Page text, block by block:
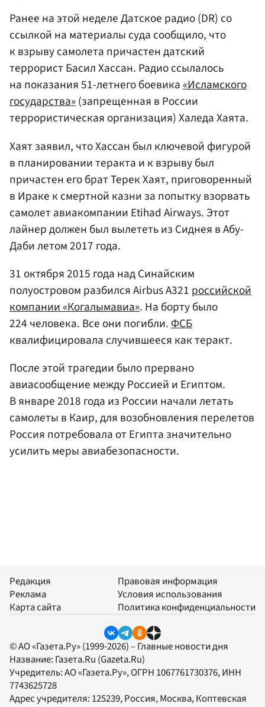
Ранее на этой неделе Датское радио (DR) со
ссылкой на материалы суда сообщило, что
к взрыву самолета причастен датский
террорист Басил Хассан. Радио ссылалось
на показания 51-летнего боевика«Исламского
государства»(запрещенная в России
террористическая организация) Халеда Хаята.
Хаят заявил, что Хассан был ключевой фигурой
в планировании теракта и к взрыву был
причастен его брат Терек Хаят, приговоренный
в Ираке к смертной казни за попытку взорвать
самолет авиакомпании Etihad Airways. Этот
лайнер должен был вылететь из Сиднея в Абу-
Даби летом 2017 года.
31 октября 2015 года над Синайским
полуостровом разбился Airbus A321 российской
компании «Когалымавиа». На борту было
224 человека. Все они погибли.ФСБ
квалифицировала случившееся как теракт.
После этой трагедии было прервано
авиасообщение между Россией и Египтом.
В январе 2018 года из России начали летать
самолеты в Каир, для возобновления перелетов
Россия потребовала от Египта значительно
усилить меры авиабезопасности.
Редакция
Реклама
Карта сайта
Правовая информация
Условия использования
Политика конфиденциальности
© АО «Газета.Ру» (1999-2026) – Главные новости дня
Название: Газета.Ru (Gazeta.Ru)
Учредитель:АО «Газета.Ру», ОГРН 1067761730376, ИНН
7743625728
Адрес учредителя: 125239, Россия, Москва, Коптевская